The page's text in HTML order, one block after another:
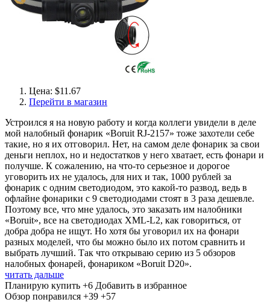
Цена: $11.67
Перейти в магазин
Устроился я на новую работу и когда коллеги увидели в деле
мой налобный фонарик «Boruit RJ-2157» тоже захотели себе
такие, но я их отговорил. Нет, на самом деле фонарик за свои
деньги неплох, но и недостатков у него хватает, есть фонари и
получше. К сожалению, на что-то серьезное и дорогое
уговорить их не удалось, для них и так, 1000 рублей за
фонарик с одним светодиодом, это какой-то развод, ведь в
офлайне фонарики с 9 светодиодами стоят в 3 раза дешевле.
Поэтому все, что мне удалось, это заказать им налобники
«Boruit», все на светодиодах XML-L2, как говориться, от
добра добра не ищут. Но хотя бы уговорил их на фонари
разных моделей, что бы можно было их потом сравнить и
выбрать лучший. Так что открываю серию из 5 обзоров
налобных фонарей, фонариком «Boruit D20».
читать дальше
Планирую купить +6 Добавить в избранное
Обзор понравился +39 +57